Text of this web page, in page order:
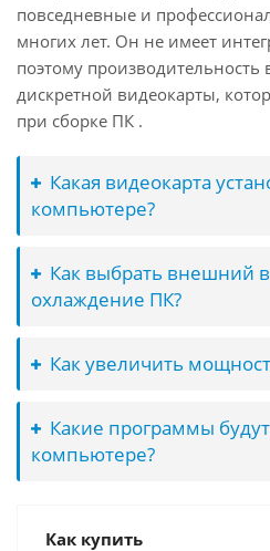
повседневные и
многих лет. Он не имеет
поэтому производительность
дискретной видеокарты,
при сборке ПК .
Какая видеокарта
компьютере?
Как выбрать внешний
охлаждение ПК?
Как увеличить
Какие программы
компьютере?
Как купить